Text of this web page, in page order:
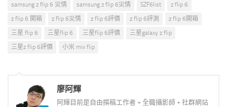
samsung z flip 6 災情
samsung z flip 6災情 SZF6list
z flip 6
z flip 6 開箱
z flip 6災情 z flip 6評價 z flip 6評測
z flip 6開箱
三星 flip 6
三星flip 6 三星flip 6評價
三星galaxy z flip
三星z flip 6評價
小米 mix flip
廖阿輝
阿輝目前是自由撰稿工作者 + 全職攝影師 + 社群網站